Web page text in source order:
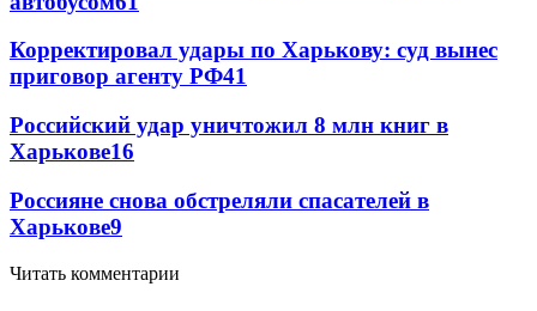
Корректировал удары по Харькову: суд вынес
приговор агенту РФ41
Российский удар уничтожил 8 млн книг в
Харькове16
Россияне снова обстреляли спасателей в
Харькове9
Читать комментарии